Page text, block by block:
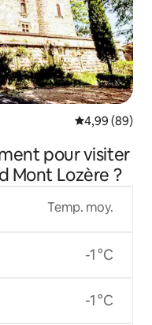
Évaluation
4,99 (89)
pour visiter
Mont Lozère ?
Temp. moy.
-1 °C
-1 °C